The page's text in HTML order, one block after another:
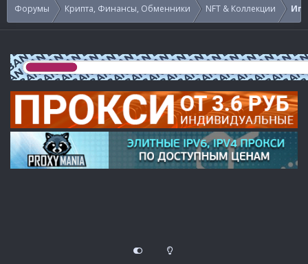
Форумы Крипта, Финансы, Обменники NFT & Коллекции